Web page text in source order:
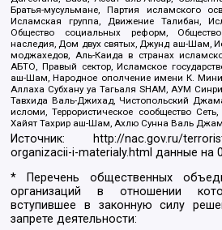
Братья-мусульмане, Партия исламского
Исламская группа, Движение Талибан,
Общество социальных реформ,
наследия, Дом двух святых, Джунд аш-Шам,
моджахедов, Аль-Каида в странах
АБТО, Правый сектор, Исламское
аш-Шам, Народное ополчение имени К.
Аллаха Субхану уа Тагьаля SHAM, АУМ
Тавхида Валь-Джихад, Чистопольский
исломи, Террористическое сообщество
Хайят Тахрир аш-Шам, Ахлю Сунна Валь
Источник:
http://nac.gov.ru/
organizacii-i-materialy.html данные на
* Перечень общественных
организаций в отношении
вступившее в законную силу
запрете деятельности: